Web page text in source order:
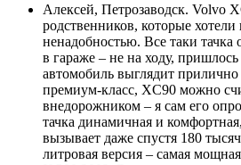
Алексей, Петрозаводск. Volvo
родственников, которые
ненадобностью. Все таки тачка
в гараже – не на ходу, пришлось
автомобиль выглядит
премиум-класс, XC90 можно
внедорожником – я сам его
тачка динамичная и
вызывает даже спустя 180
литровая версия – самая